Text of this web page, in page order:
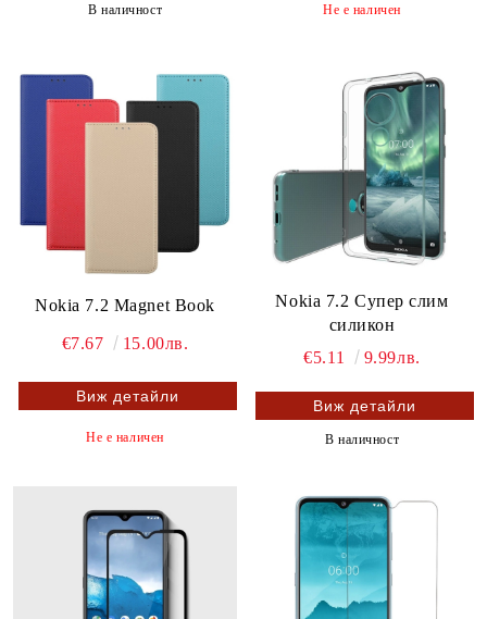
В наличност Не е наличен
Nokia 7.2 Magnet Book
€7.67 15.00лв.
Виж детайли
Не е наличен
Nokia 7.2 Супер слим
силикон
€5.11
9.99лв.
Виж детайли
В наличност